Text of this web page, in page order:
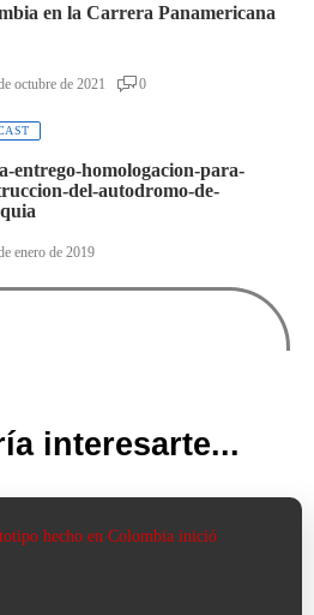
en la Carrera Panamericana
octubre de 2021 0
entrego-homologacion-para-
del-autodromo-de-
enero de 2019
interesarte...